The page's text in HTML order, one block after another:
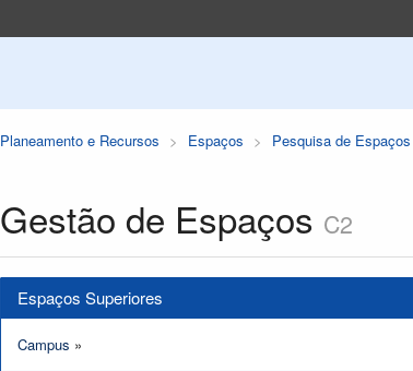
Planeamento e Recursos Espaços Pesquisa de Espaços
Gestão de Espaços C2
Espaços Superiores
Campus »